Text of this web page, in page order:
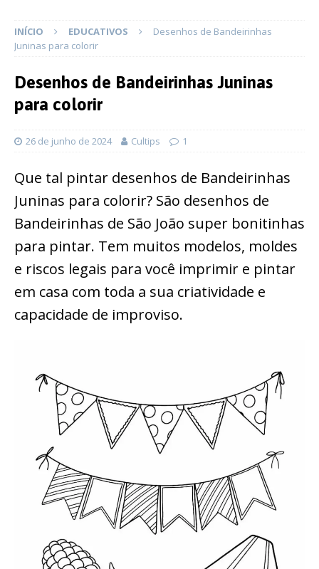
INÍCIO EDUCATIVOS
Desenhos de Bandeirinhas
Juninas para colorir
Desenhos de Bandeirinhas Juninas
para colorir
26 de junho de 2024 Cultips 1
Que tal pintar desenhos de Bandeirinhas
Juninas para colorir? São desenhos de
Bandeirinhas de São João super bonitinhas
para pintar. Tem muitos modelos, moldes
e riscos legais para você imprimir e pintar
em casa com toda a sua criatividade e
capacidade de improviso.